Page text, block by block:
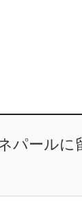
パール